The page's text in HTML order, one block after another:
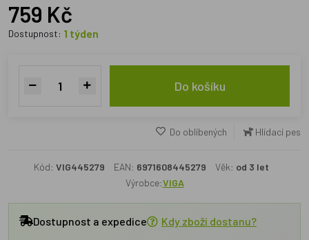
759 Kč
Dostupnost: 1 týden
Do košíku
Do oblíbených Hlídací pes
Kód: VIG445279 EAN: 6971608445279 Věk: od 3 let
Výrobce:VIGA
Dostupnost a expedice Kdy zboží dostanu?